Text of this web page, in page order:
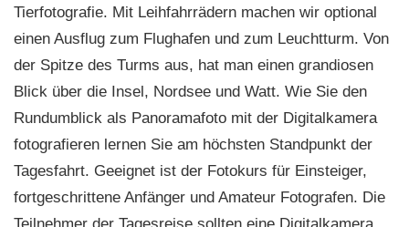
Tierfotografie. Mit Leihfahrrädern machen wir optional
einen Ausflug zum Flughafen und zum Leuchtturm. Von
der Spitze des Turms aus, hat man einen grandiosen
Blick über die Insel, Nordsee und Watt. Wie Sie den
Rundumblick als Panoramafoto mit der Digitalkamera
fotografieren lernen Sie am höchsten Standpunkt der
Tagesfahrt. Geeignet ist der Fotokurs für Einsteiger,
fortgeschrittene Anfänger und Amateur Fotografen. Die
Teilnehmer der Tagesreise sollten eine Digitalkamera